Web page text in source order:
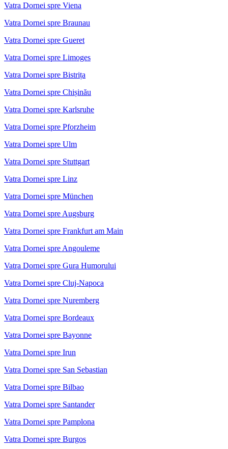
Vatra Dornei spre Viena
Vatra Dornei spre Braunau
Vatra Dornei spre Gueret
Vatra Dornei spre Limoges
Vatra Dornei spre Bistrița
Vatra Dornei spre Chișinău
Vatra Dornei spre Karlsruhe
Vatra Dornei spre Pforzheim
Vatra Dornei spre Ulm
Vatra Dornei spre Stuttgart
Vatra Dornei spre Linz
Vatra Dornei spre München
Vatra Dornei spre Augsburg
Vatra Dornei spre Frankfurt am Main
Vatra Dornei spre Angouleme
Vatra Dornei spre Gura Humorului
Vatra Dornei spre Cluj-Napoca
Vatra Dornei spre Nuremberg
Vatra Dornei spre Bordeaux
Vatra Dornei spre Bayonne
Vatra Dornei spre Irun
Vatra Dornei spre San Sebastian
Vatra Dornei spre Bilbao
Vatra Dornei spre Santander
Vatra Dornei spre Pamplona
Vatra Dornei spre Burgos